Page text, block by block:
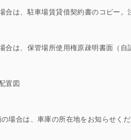
合は、駐車場賃貸借契約書のコピー。
合は、保管場所使用権原疎明書面（自
置図
場合は、車庫の所在地をお知らせくだ